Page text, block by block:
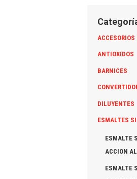
ACCESORIOS
ANTIOXIDOS
BARNICES
DILUYENTES
ESMALTES
ESMALTE
ACCION
ESMALTE